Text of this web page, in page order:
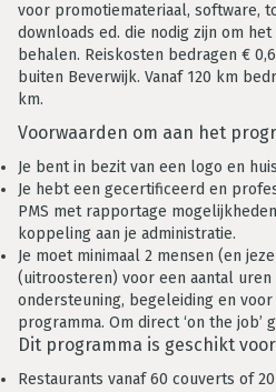
voor promotiemateriaal, software,
downloads ed. die nodig zijn om
behalen. Reiskosten bedragen €
buiten Beverwijk. Vanaf 120 km
km.
Voorwaarden om aan het
Je bent in bezit van een logo en
Je hebt een gecertificeerd en
PMS met rapportage
koppeling aan je administratie.
Je moet minimaal 2 mensen (en
(uitroosteren) voor een aantal uren
ondersteuning, begeleiding en
programma. Om direct ‘on the job’
Dit programma is geschikt
Restaurants vanaf 60 couverts of